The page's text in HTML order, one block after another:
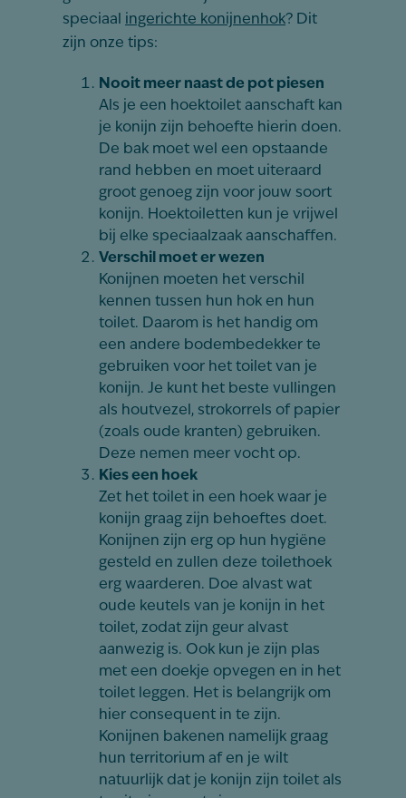
speciaal ingerichte konijnenhok? Dit
zijn onze tips:
Nooit meer naast de pot piesen
Als je een hoektoilet aanschaft kan
je konijn zijn behoefte hierin doen.
De bak moet wel een opstaande
rand hebben en moet uiteraard
groot genoeg zijn voor jouw soort
konijn. Hoektoiletten kun je vrijwel
bij elke speciaalzaak aanschaffen.
Verschil moet er wezen
Konijnen moeten het verschil
kennen tussen hun hok en hun
toilet. Daarom is het handig om
een andere bodembedekker te
gebruiken voor het toilet van je
konijn. Je kunt het beste vullingen
als houtvezel, strokorrels of papier
(zoals oude kranten) gebruiken.
Deze nemen meer vocht op.
Kies een hoek
Zet het toilet in een hoek waar je
konijn graag zijn behoeftes doet.
Konijnen zijn erg op hun hygiëne
gesteld en zullen deze toilethoek
erg waarderen. Doe alvast wat
oude keutels van je konijn in het
toilet, zodat zijn geur alvast
aanwezig is. Ook kun je zijn plas
met een doekje opvegen en in het
toilet leggen. Het is belangrijk om
hier consequent in te zijn.
Konijnen bakenen namelijk graag
hun territorium af en je wilt
natuurlijk dat je konijn zijn toilet als